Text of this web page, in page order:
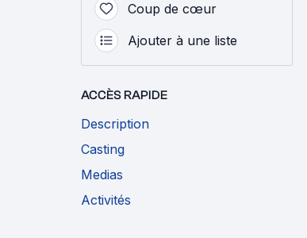
Coup de cœur
Ajouter à une liste
ACCÈS RAPIDE
Description
Casting
Medias
Activités